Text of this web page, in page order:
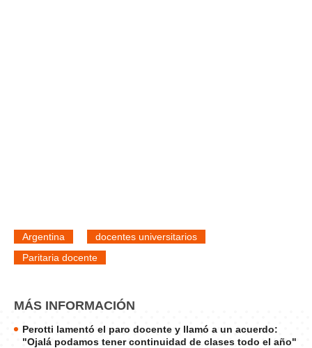
Argentina
docentes universitarios
Paritaria docente
MÁS INFORMACIÓN
Perotti lamentó el paro docente y llamó a un acuerdo:
"Ojalá podamos tener continuidad de clases todo el año"